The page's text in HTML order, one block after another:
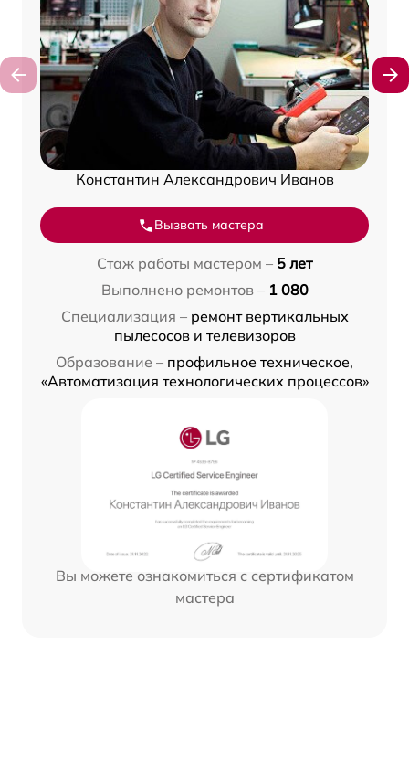
Константин Александрович Иванов
Вызвать мастера
Стаж работы мастером – 5 лет
Выполнено ремонтов – 1 080
Специализация – ремонт вертикальных
пылесосов и телевизоров
Образование – профильное техническое,
«Автоматизация технологических процессов»
Вы можете ознакомиться с сертификатом
мастера